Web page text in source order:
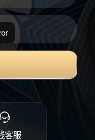
客服